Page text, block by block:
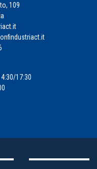
109
17:30